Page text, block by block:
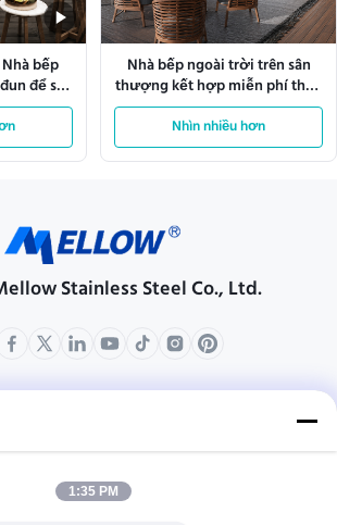
bếp
để sử
bộ
Nhà bếp ngoài trời trên sân
thượng kết hợp miễn phí theo
mô-đun cho cuộc sống trong
vườn
Nhìn nhiều hơn
Stainless Steel Co., Ltd.
Hồ sơ công ty
Chuyến tham quan nhà máy
1:35 PM